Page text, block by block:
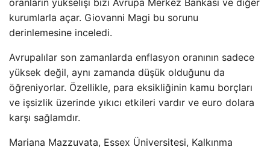
oranların yükselişi bizi Avrupa Merkez Bankası ve diğer
kurumlarla açar. Giovanni Magi bu sorunu
derinlemesine inceledi.
Avrupalılar son zamanlarda enflasyon oranının sadece
yüksek değil, aynı zamanda düşük olduğunu da
öğreniyorlar. Özellikle, para eksikliğinin kamu borçları
ve işsizlik üzerinde yıkıcı etkileri vardır ve euro dolara
karşı sağlamdır.
Mariana Mazzuvata, Essex Üniversitesi, Kalkınma